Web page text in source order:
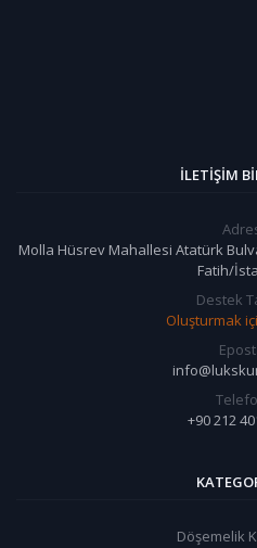
İLETIŞIM
Molla Hüsrev Mahallesi Atatürk
Fatih/
Destek
Oluşturmak
+90 212
Döşemelik